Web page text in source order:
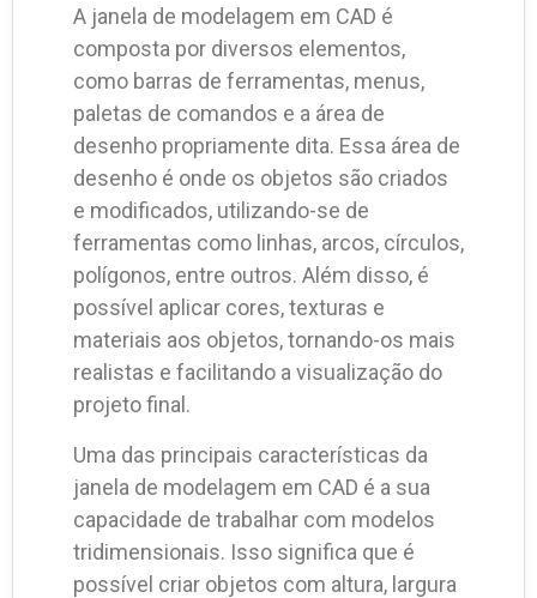
A janela de modelagem em CAD é
composta por diversos elementos,
como barras de ferramentas, menus,
paletas de comandos e a área de
desenho propriamente dita. Essa área de
desenho é onde os objetos são criados
e modificados, utilizando-se de
ferramentas como linhas, arcos, círculos,
polígonos, entre outros. Além disso, é
possível aplicar cores, texturas e
materiais aos objetos, tornando-os mais
realistas e facilitando a visualização do
projeto final.
Uma das principais características da
janela de modelagem em CAD é a sua
capacidade de trabalhar com modelos
tridimensionais. Isso significa que é
possível criar objetos com altura, largura